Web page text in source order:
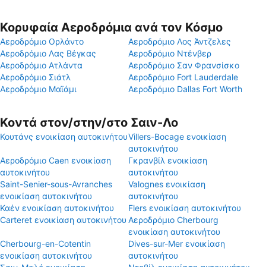
Κορυφαία Αεροδρόμια ανά τον Κόσμο
Αεροδρόμιο Ορλάντο
Αεροδρόμιο Λος Άντζελες
Αεροδρόμιο Λας Βέγκας
Αεροδρόμιο Ντένβερ
Αεροδρόμιο Ατλάντα
Αεροδρόμιο Σαν Φρανσίσκο
Αεροδρόμιο Σιάτλ
Αεροδρόμιο Fort Lauderdale
Αεροδρόμιο Μαϊάμι
Αεροδρόμιο Dallas Fort Worth
Κοντά στον/στην/στο Σαιν-Λο
Κουτάνς ενοικίαση αυτοκινήτουVillers-Bocage ενοικίαση
αυτοκινήτου
Αεροδρόμιο Caen ενοικίαση
αυτοκινήτου
Γκρανβίλ ενοικίαση
αυτοκινήτου
Saint-Senier-sous-Avranches
ενοικίαση αυτοκινήτου
Valognes ενοικίαση
αυτοκινήτου
Καέν ενοικίαση αυτοκινήτου
Flers ενοικίαση αυτοκινήτου
Carteret ενοικίαση αυτοκινήτου Αεροδρόμιο Cherbourg
ενοικίαση αυτοκινήτου
Cherbourg-en-Cotentin
ενοικίαση αυτοκινήτου
Dives-sur-Mer ενοικίαση
αυτοκινήτου